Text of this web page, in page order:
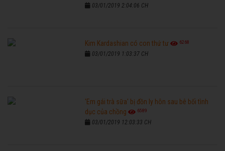
03/01/2019 2:04:06 CH
Kim Kardashian có con thứ tư 6268
03/01/2019 1:03:37 CH
'Em gái trà sữa' bị đồn ly hôn sau bê bối tình
dục của chồng
6589
03/01/2019 12:03:33 CH